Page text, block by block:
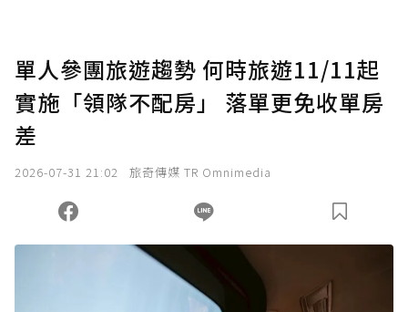
確認送出
您當前剩餘 U 利點數：0點；前往 購買點數
單人參團旅遊趨勢 何時旅遊11/11起
實施「領隊不配房」 落單更免收單房
差
2026-07-31 21:02 旅奇傳媒 TR Omnimedia